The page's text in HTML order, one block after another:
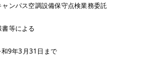
ンパス空調設備保守点検業務委託
書等による
9年3月31日まで